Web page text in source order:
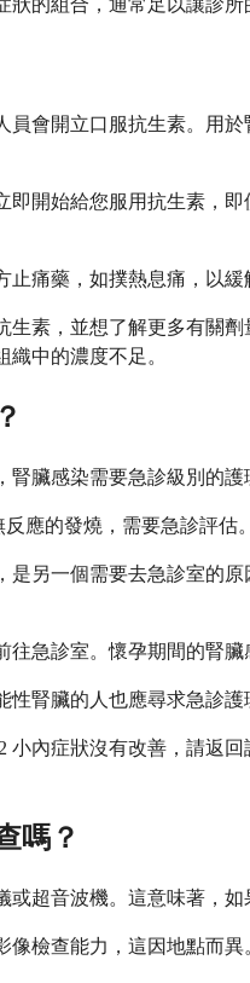
會開立口服抗生素。用
開始給您服用抗生素，
痛藥，如撲熱息痛，以
生素，並想了解更多有關
中的濃度不足。
臟感染需要急診級別的
應的發燒，需要急診評
是另一個需要去急診室的
急診室。懷孕期間的腎
腎臟的人也應尋求急診
小內症狀沒有改善，請返
嗎？
超音波機。這意味著，
檢查能力，這因地點而